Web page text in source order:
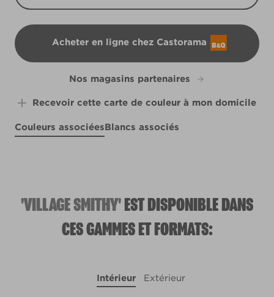
Acheter en ligne chez Castorama
B&Q
Nos magasins partenaires
Recevoir cette carte de couleur à mon domicile
Couleurs associéesBlancs associés
'VILLAGE SMITHY' EST DISPONIBLE DANS
CES GAMMES ET FORMATS:
Intérieur Extérieur